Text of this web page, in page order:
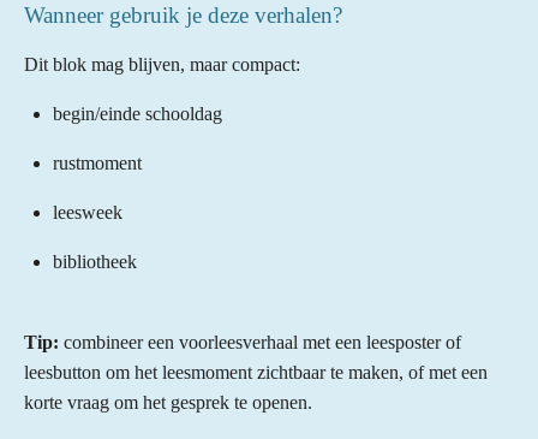
Wanneer gebruik je deze verhalen?
Dit blok mag blijven, maar compact:
begin/einde schooldag
rustmoment
leesweek
bibliotheek
Tip: combineer een voorleesverhaal met een leesposter of
leesbutton om het leesmoment zichtbaar te maken, of met een
korte vraag om het gesprek te openen.